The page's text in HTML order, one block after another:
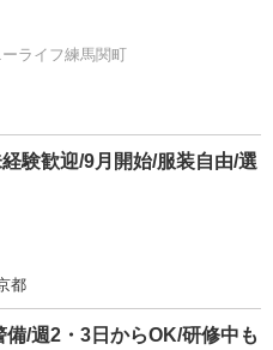
ライフ練馬関町
験歓迎/9月開始/服装自由/選
都
/週2・3日からOK/研修中も